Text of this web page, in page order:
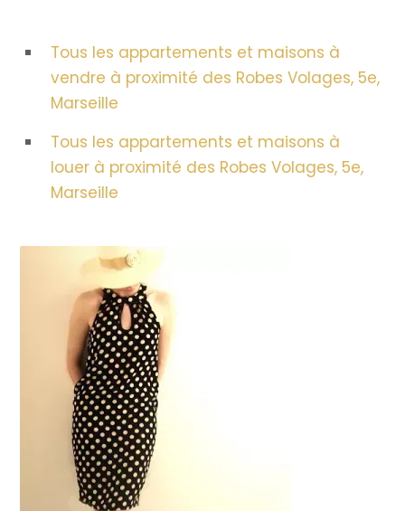
Tous les appartements et maisons à
vendre à proximité des Robes Volages, 5e,
Marseille
Tous les appartements et maisons à
louer à proximité des Robes Volages, 5e,
Marseille